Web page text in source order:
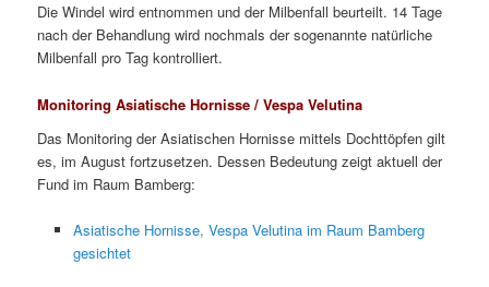
Die Windel wird entnommen und der Milbenfall beurteilt. 14 Tage
nach der Behandlung wird nochmals der sogenannte natürliche
Milbenfall pro Tag kontrolliert.
Monitoring Asiatische Hornisse / Vespa Velutina
Das Monitoring der Asiatischen Hornisse mittels Dochttöpfen gilt
es, im August fortzusetzen. Dessen Bedeutung zeigt aktuell der
Fund im Raum Bamberg:
Asiatische Hornisse, Vespa Velutina im Raum Bamberg
gesichtet